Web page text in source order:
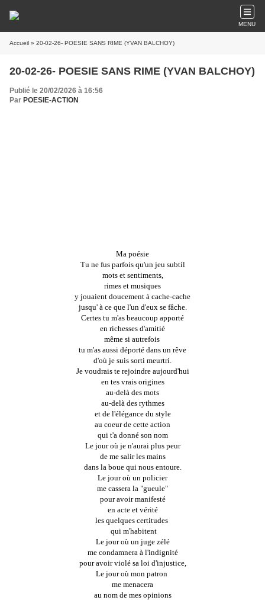
MENU
Accueil » 20-02-26- POESIE SANS RIME (YVAN BALCHOY)
20-02-26- POESIE SANS RIME (YVAN BALCHOY)
Publié le 20/02/2026 à 16:56
Par POESIE-ACTION
Ma poésie
Tu ne fus parfois qu'un jeu subtil
mots et sentiments,
rimes et musiques
y jouaient doucement à cache-cache
jusqu' à ce que l'un d'eux se fâche.
Certes tu m'as beaucoup apporté
en richesses d'amitié
même si autrefois
tu m'as aussi déporté dans un rêve
d'où je suis sorti meurtri.
Je voudrais te rejoindre aujourd'hui
en tes vrais origines
au-delà des mots
au-delà des rythmes
et de l'élégance du style
au coeur de cette action
qui t'a donné son nom
Le jour où je n'aurai plus peur
de me salir les mains
dans la boue qui nous entoure.
Le jour où un policier
me cassera la "gueule"
pour avoir manifesté
en acte et vérité
les quelques certitudes
qui m'habitent
Le jour où un juge zélé
me condamnera à l'indignité
pour avoir violé sa loi d'injustice,
Le jour où mon patron
me menacera
au nom de mes opinions